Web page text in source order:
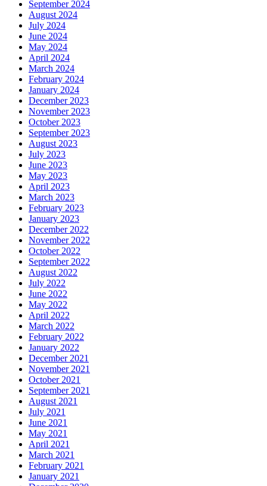
September 2024
August 2024
July 2024
June 2024
May 2024
April 2024
March 2024
February 2024
January 2024
December 2023
November 2023
October 2023
September 2023
August 2023
July 2023
June 2023
May 2023
April 2023
March 2023
February 2023
January 2023
December 2022
November 2022
October 2022
September 2022
August 2022
July 2022
June 2022
May 2022
April 2022
March 2022
February 2022
January 2022
December 2021
November 2021
October 2021
September 2021
August 2021
July 2021
June 2021
May 2021
April 2021
March 2021
February 2021
January 2021